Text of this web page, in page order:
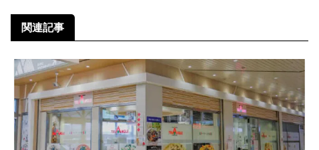
関連記事